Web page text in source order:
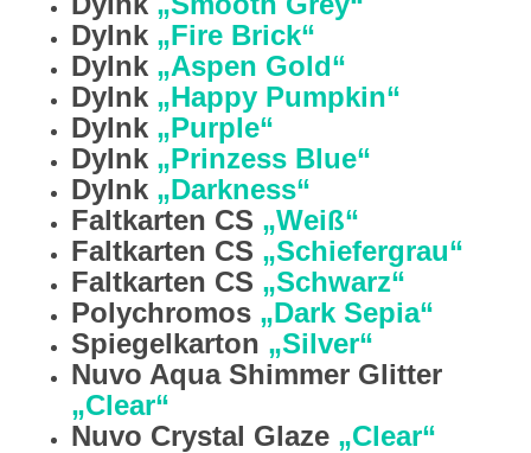
DyInk „Fire Brick“
DyInk „Aspen Gold“
DyInk „Happy Pumpkin“
DyInk „Purple“
DyInk „Prinzess Blue“
DyInk „Darkness“
Faltkarten CS „Weiß“
Faltkarten CS „Schiefergrau“
Faltkarten CS „Schwarz“
Polychromos „Dark Sepia“
Spiegelkarton „Silver“
Nuvo Aqua Shimmer Glitter
„Clear“
Nuvo Crystal Glaze „Clear“